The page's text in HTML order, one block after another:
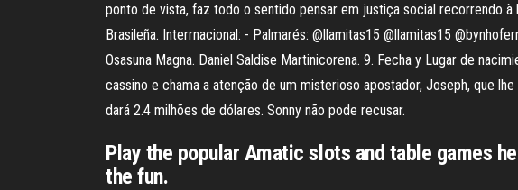
ponto de vista, faz todo o sentido pensar em justiça social recorrendo
Brasileña. Interrnacional: - Palmarés: @llamitas15 @llamitas15
Osasuna Magna. Daniel Saldise Martinicorena. 9. Fecha y Lugar de
cassino e chama a atenção de um misterioso apostador, Joseph, que
dará 2.4 milhões de dólares. Sonny não pode recusar.
Play the popular Amatic slots and table games
the fun.